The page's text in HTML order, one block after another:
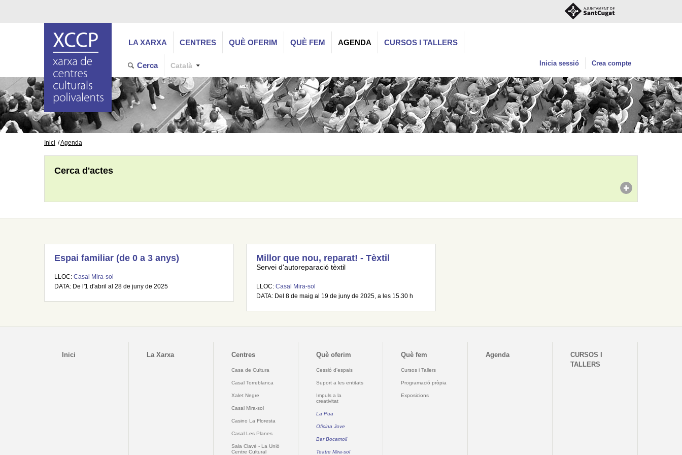
LA XARXA CENTRES QUÈ OFERIM QUÈ FEM AGENDA CURSOS I TALLERS
Cerca Català Inicia sessió Crea compte
Inici Agenda
Cerca d'actes
Espai familiar (de 0 a 3 anys)
LLOC: Casal Mira-sol
DATA: De l'1 d'abril al 28 de juny de 2025
Millor que nou, reparat! - Tèxtil
Servei d'autoreparació tèxtil
LLOC: Casal Mira-sol
DATA: Del 8 de maig al 19 de juny de 2025, a les 15.30 h
Inici La Xarxa Centres
Casa de Cultura
Casal Torreblanca
Xalet Negre
Casal Mira-sol
Casino La Floresta
Casal Les Planes
Sala Clavé - La Unió
Centre Cultural
Què oferim
Cessió d'espais
Suport a les entitats
Impuls a la
creativitat
La Pua
Oficina Jove
Bar Bocamoll
Teatre Mira-sol
Què fem
Cursos i Tallers
Programació pròpia
Exposicions
Agenda
CURSOS I
TALLERS